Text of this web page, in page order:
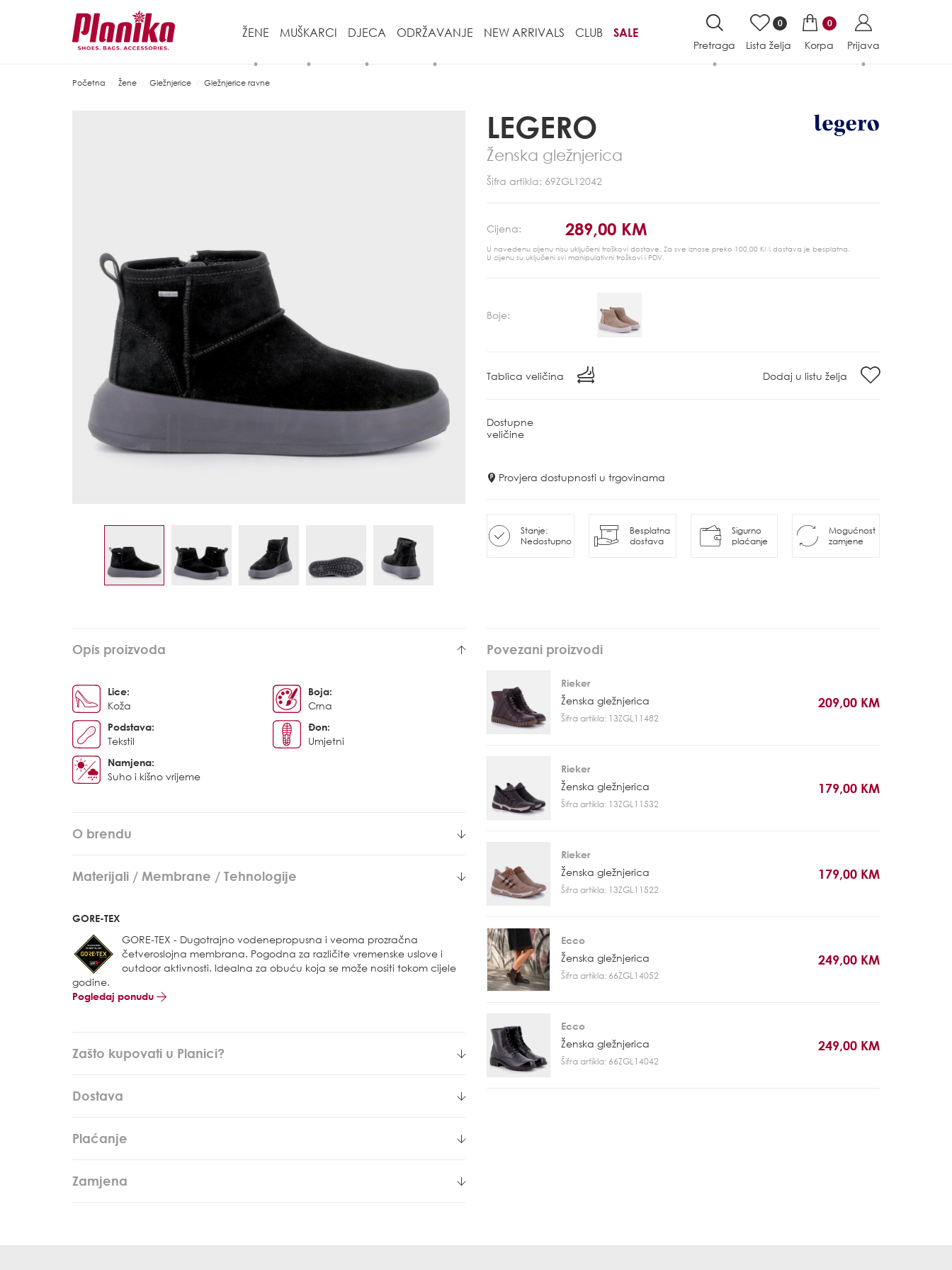
ŽENE MUŠKARCI DJECA ODRŽAVANJE NEW ARRIVALS CLUB SALE
Pretraga
0
Lista želja
0
Korpa Prijava
Početna Žene Gležnjerice Gležnjerice ravne
LEGERO
Ženska gležnjerica
Šifra artikla: 69ZGL12042
Cijena: 289,00 KM
U navedenu cijenu nisu uključeni troškovi dostave. Za sve iznose preko 100,00 KM dostava je besplatna.
U cijenu su uključeni svi manipulativni troškovi i PDV.
Boje:
Tablica veličina Dodaj u listu želja
Dostupne
veličine
Provjera dostupnosti u trgovinama
Stanje:
Nedostupno
Besplatna
dostava
Sigurno
plaćanje
Mogućnost
zamjene
Opis proizvoda
Lice:
Koža
Boja:
Crna
Podstava:
Tekstil
Đon:
Umjetni
Namjena:
Suho i kišno vrijeme
O brendu
Materijali / Membrane / Tehnologije
GORE-TEX
GORE-TEX - Dugotrajno vodenepropusna i veoma prozračna
četveroslojna membrana. Pogodna za različite vremenske uslove i
outdoor aktivnosti. Idealna za obuću koja se može nositi tokom cijele
godine.
Pogledaj ponudu
Zašto kupovati u Planici?
Dostava
Plaćanje
Zamjena
Povezani proizvodi
Rieker
Ženska gležnjerica
Šifra artikla: 13ZGL11482
209,00 KM
Rieker
Ženska gležnjerica
Šifra artikla: 13ZGL11532
179,00 KM
Rieker
Ženska gležnjerica
Šifra artikla: 13ZGL11522
179,00 KM
Ecco
Ženska gležnjerica
Šifra artikla: 66ZGL14052
249,00 KM
Ecco
Ženska gležnjerica
Šifra artikla: 66ZGL14042
249,00 KM